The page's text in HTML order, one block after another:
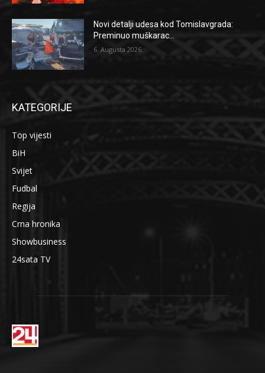
Novi detalji udesa kod Tomislavgrada:
Preminuo muškarac...
6. Augusta 2026.
KATEGORIJE
Top vijesti
BiH
Svijet
Fudbal
Regija
Crna hronika
Showbusiness
24sata TV